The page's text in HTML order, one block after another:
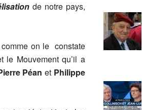
de notre pays,
on le constate
le Mouvement qu’il a
Péan et Philippe